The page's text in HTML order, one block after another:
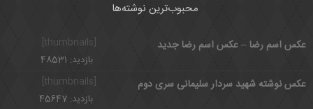
محبوب‌ترین نوشته‌ها
عکس اسم رضا – عکس اسم رضا جدید
بازدید: 48531
[thumbnails]
عکس نوشته شهید سردار سلیمانی سری دوم
بازدید: 45647